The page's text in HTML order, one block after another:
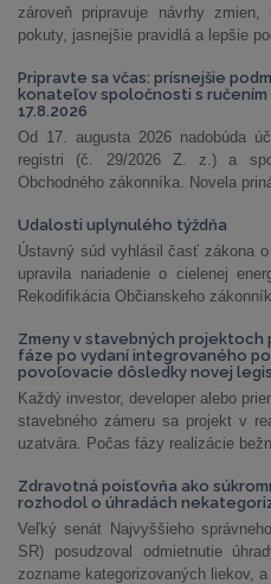
zároveň pripravuje návrhy
pokuty, jasnejšie pravidlá a lepšie
Pripravte sa včas: prísnejšie
konateľov spoločnosti s
17.8.2026
Od 17. augusta 2026 nadobúda
registri (č. 29/2026 Z. z.) a
Obchodného zákonníka. Novela
Udalosti uplynulého týždňa
Ústavný súd vyhlásil časť zákona
upravila nariadenie o cielenej
Rekodifikácia Občianskeho
Zmeny v stavebných projektoch
fáze po vydaní integrovaného
povoľovacie dôsledky novej
Každý investor, developer alebo
stavebného zámeru sa projekt v
uzatvára. Počas fázy realizácie
Zdravotná poisťovňa ako
rozhodol o úhradách
Veľký senát Najvyššieho
SR) posudzoval odmietnutie
zozname kategorizovaných liekov,